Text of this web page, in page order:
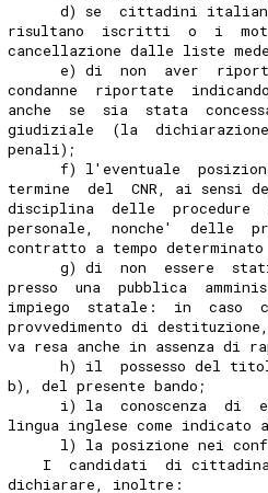
d) se  cittadini
risultano  iscritti  o  i
cancellazione dalle liste
e) di  non  aver
condanne  riportate
anche  se  sia  stata
giudiziale  (la  dichiarazione
penali);
f) l'eventuale
termine  del  CNR, ai sensi
disciplina  delle
personale,  nonche'  delle
contratto a tempo
g) di  non  essere
presso  una  pubblica
impiego  statale:  in  caso
provvedimento di
va resa anche in assenza di
h) il  possesso del
b), del presente bando;
i) la  conoscenza  di
lingua inglese come
l) la posizione nei
I  candidati  di
dichiarare, inoltre: